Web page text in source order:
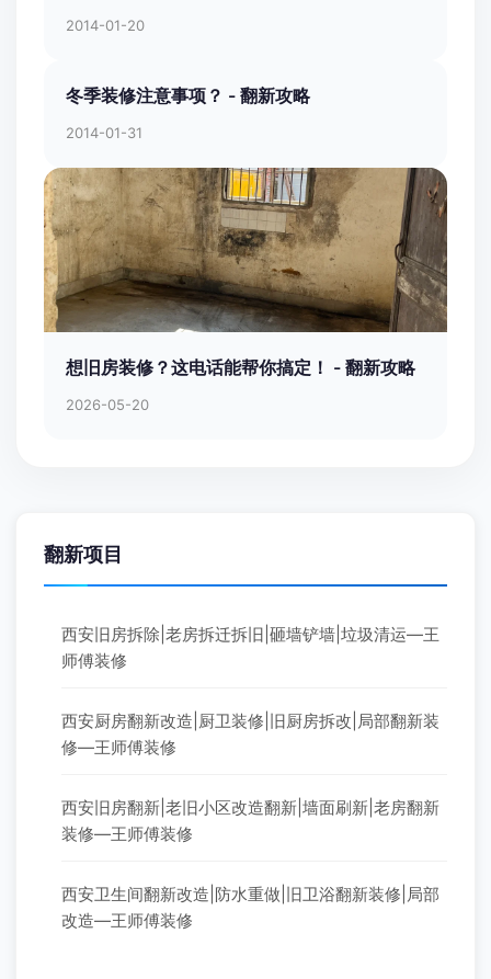
2014-01-20
冬季装修注意事项？ - 翻新攻略
2014-01-31
想旧房装修？这电话能帮你搞定！ - 翻新攻略
2026-05-20
翻新项目
西安旧房拆除|老房拆迁拆旧|砸墙铲墙|垃圾清运—王
师傅装修
西安厨房翻新改造|厨卫装修|旧厨房拆改|局部翻新装
修—王师傅装修
西安旧房翻新|老旧小区改造翻新|墙面刷新|老房翻新
装修—王师傅装修
西安卫生间翻新改造|防水重做|旧卫浴翻新装修|局部
改造—王师傅装修